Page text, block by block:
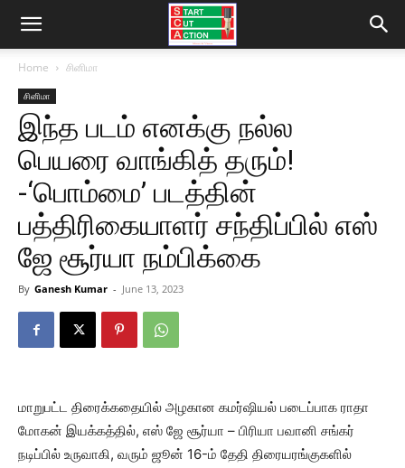
Home சினிமா
சினிமா
இந்த படம் எனக்கு நல்ல
பெயரை வாங்கித் தரும்!
-‘பொம்மை’ படத்தின்
பத்திரிகையாளர் சந்திப்பில் எஸ்
ஜே சூர்யா நம்பிக்கை
By Ganesh Kumar - June 13, 2023
மாறுபட்ட திரைக்கதையில் அழகான கமர்ஷியல் படைப்பாக ராதா
மோகன் இயக்கத்தில், எஸ் ஜே சூர்யா – பிரியா பவானி சங்கர்
நடிப்பில் உருவாகி, வரும் ஜூன் 16-ம் தேதி திரையரங்குகளில்